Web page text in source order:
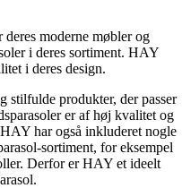
moderne møbler og
i deres sortiment. HAY
i deres design.
stilfulde produkter, der passer
er af høj kvalitet og
har også inkluderet nogle
sortiment, for eksempel
Derfor er HAY et ideelt